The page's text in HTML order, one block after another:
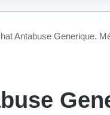
Antabuse Generique.